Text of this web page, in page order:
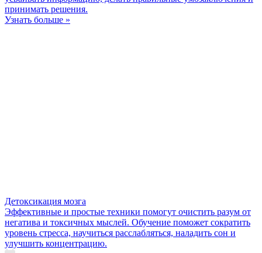
принимать решения.
Узнать больше »
Детоксикация мозга
Эффективные и простые техники помогут очистить разум от
негатива и токсичных мыслей. Обучение поможет сократить
уровень стресса, научиться расслабляться, наладить сон и
улучшить концентрацию.